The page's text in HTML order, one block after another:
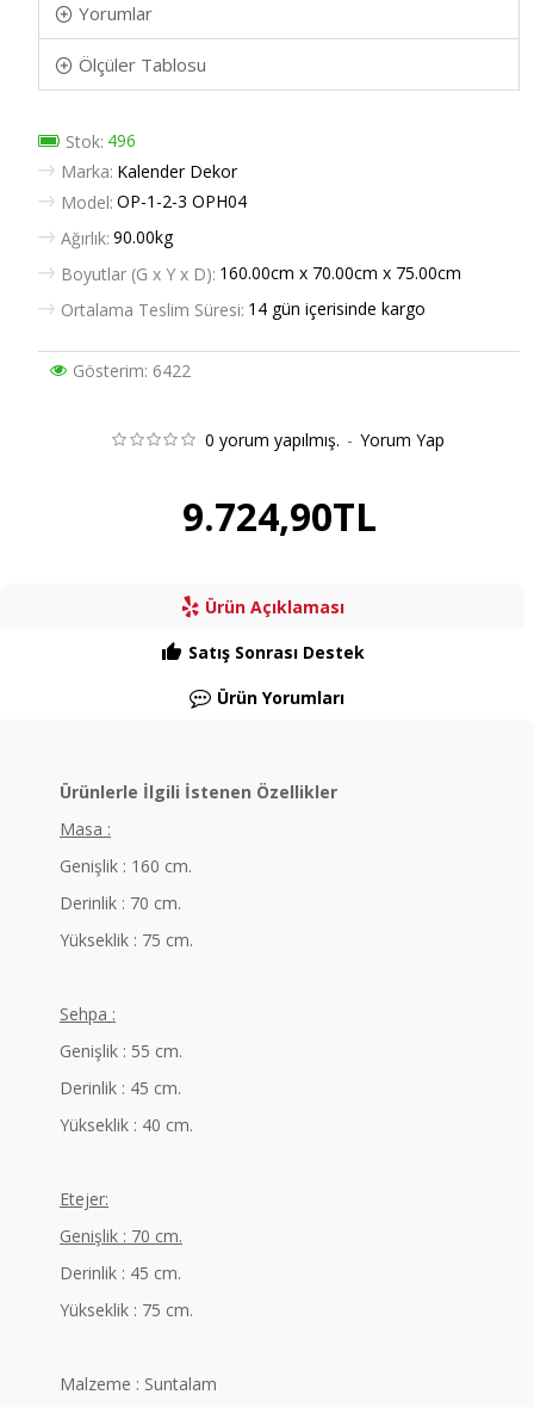
Yorumlar
Ölçüler Tablosu
Stok: 496
Marka: Kalender Dekor
Model: OP-1-2-3 OPH04
Ağırlık: 90.00kg
Boyutlar (G x Y x D): 160.00cm x 70.00cm x 75.00cm
Ortalama Teslim Süresi: 14 gün içerisinde kargo
Gösterim: 6422
0 yorum yapılmış. - Yorum Yap
9.724,90TL
Ürün Açıklaması
Satış Sonrası Destek
Ürün Yorumları
Ürünlerle İlgili İstenen Özellikler
Masa :
Genişlik : 160 cm.
Derinlik : 70 cm.
Yükseklik : 75 cm.
Sehpa :
Genişlik : 55 cm.
Derinlik : 45 cm.
Yükseklik : 40 cm.
Etejer:
Genişlik : 70 cm.
Derinlik : 45 cm.
Yükseklik : 75 cm.
Malzeme : Suntalam